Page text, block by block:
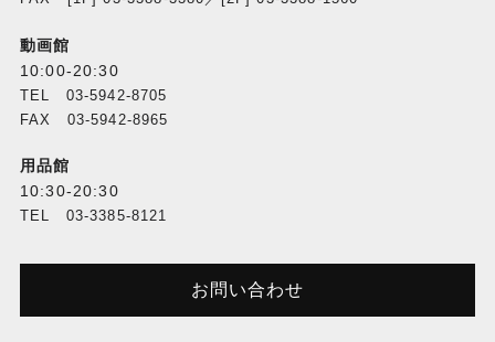
動画館
10:00-20:30
TEL 03-5942-8705
FAX 03-5942-8965
用品館
10:30-20:30
TEL 03-3385-8121
お問い合わせ